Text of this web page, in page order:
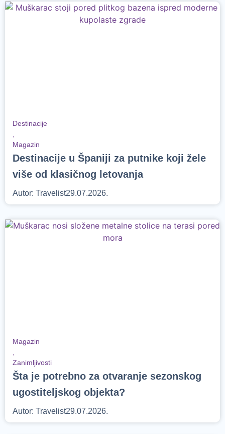
Destinacije
Magazin
Destinacije u Španiji za putnike koji žele
više od klasičnog letovanja
Autor: Travelist29.07.2026.
Magazin
Zanimljivosti
Šta je potrebno za otvaranje sezonskog
ugostiteljskog objekta?
Autor: Travelist29.07.2026.